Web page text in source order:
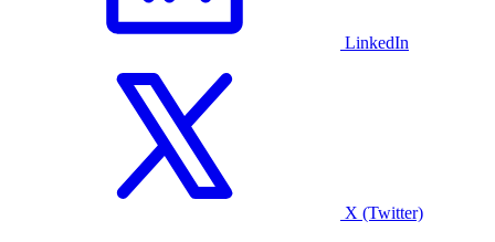
LinkedIn
X (Twitter)